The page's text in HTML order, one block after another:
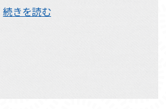
続きを読む